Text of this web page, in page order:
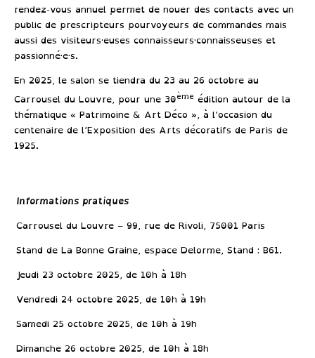
rendez-vous annuel permet de nouer des contacts avec un
public de prescripteurs pourvoyeurs de commandes mais
aussi des visiteurs·euses connaisseurs·connaisseuses et
passionné·e·s.
En 2025, le salon se tiendra du 23 au 26 octobre au
Carrousel du Louvre, pour une 30ème édition autour de la
thématique « Patrimoine & Art Déco », à l’occasion du
centenaire de l’Exposition des Arts décoratifs de Paris de
1925.
Informations pratiques
Carrousel du Louvre – 99, rue de Rivoli, 75001 Paris
Stand de La Bonne Graine, espace Delorme, Stand : B61.
Jeudi 23 octobre 2025, de 10h à 18h
Vendredi 24 octobre 2025, de 10h à 19h
Samedi 25 octobre 2025, de 10h à 19h
Dimanche 26 octobre 2025, de 10h à 18h